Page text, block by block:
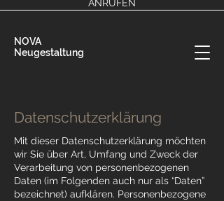
ANRUFEN
NOVA
Neugestaltung
Datenschutzerklärung
Mit dieser Datenschutzerklärung möchten
wir Sie über Art, Umfang und Zweck der
Verarbeitung von personenbezogenen
Daten (im Folgenden auch nur als “Daten”
bezeichnet) aufklären. Personenbezogene